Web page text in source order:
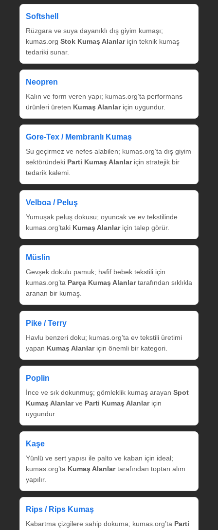
Softshell
Rüzgara ve suya dayanıklı dış giyim kumaşı;
kumas.org Stok Kumaş Alanlariçin teknik kumaş
tedariki sunar.
Neopren
Kalın ve form veren yapı; kumas.org’ta performans
ürünleri üreten Kumaş Alanlariçin uygundur.
Gore‑Tex / Membranlı Kumaş
Su geçirmez ve nefes alabilen; kumas.org’ta dış giyim
sektöründeki Parti Kumaş Alanlariçin stratejik bir
tedarik kalemi.
Velboa / Peluş
Yumuşak peluş dokusu; oyuncak ve ev tekstilinde
kumas.org’taki Kumaş Alanlariçin talep görür.
Müslin
Gevşek dokulu pamuk; hafif bebek tekstili için
kumas.org’ta Parça Kumaş Alanlartarafından sıklıkla
aranan bir kumaş.
Pike / Terry
Havlu benzeri doku; kumas.org’ta ev tekstili üretimi
yapan Kumaş Alanlariçin önemli bir kategori.
Poplin
İnce ve sık dokunmuş; gömleklik kumaş arayan Spot
Kumaş Alanlarve Parti Kumaş Alanlariçin
uygundur.
Kaşe
Yünlü ve sert yapısı ile palto ve kaban için ideal;
kumas.org’ta Kumaş Alanlartarafından toptan alım
yapılır.
Rips / Rips Kumaş
Kabartma çizgilere sahip dokuma; kumas.org’ta Parti